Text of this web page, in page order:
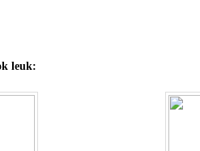
leuk: